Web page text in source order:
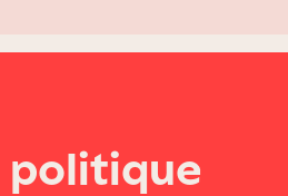
politique